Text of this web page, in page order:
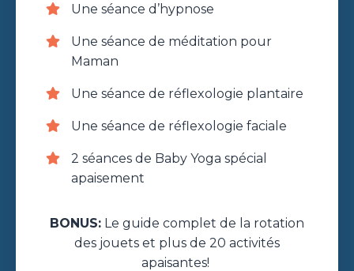
Une séance d’hypnose
Une séance de méditation pour
Maman
Une séance de réflexologie plantaire
Une séance de réflexologie faciale
2 séances de Baby Yoga spécial
apaisement
BONUS: Le guide complet de la rotation
des jouets et plus de 20 activités
apaisantes!